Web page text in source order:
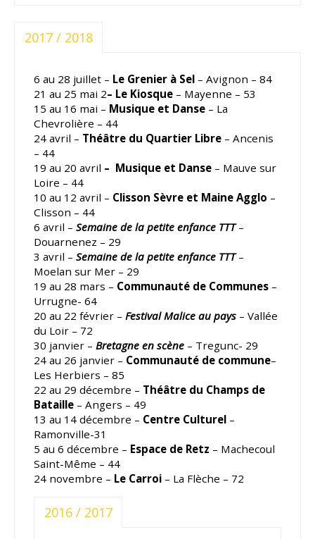
2017 / 2018
6 au 28 juillet – Le Grenier à Sel – Avignon – 84
21 au 25 mai 2– Le Kiosque – Mayenne – 53
15 au 16 mai – Musique et Danse – La
Chevrolière – 44
24 avril – Théâtre du Quartier Libre – Ancenis
– 44
19 au 20 avril – Musique et Danse – Mauve sur
Loire – 44
10 au 12 avril – Clisson Sèvre et Maine Agglo –
Clisson – 44
6 avril – Semaine de la petite enfance TTT –
Douarnenez – 29
3 avril – Semaine de la petite enfance TTT –
Moelan sur Mer – 29
19 au 28 mars – Communauté de Communes –
Urrugne- 64
20 au 22 février – Festival Malice au pays – Vallée
du Loir – 72
30 janvier – Bretagne en scène – Tregunc- 29
24 au 26 janvier – Communauté de commune–
Les Herbiers – 85
22 au 29 décembre – Théâtre du Champs de
Bataille – Angers – 49
13 au 14 décembre – Centre Culturel –
Ramonville-31
5 au 6 décembre – Espace de Retz – Machecoul
Saint-Même – 44
24 novembre – Le Carroi – La Flèche – 72
2016 / 2017